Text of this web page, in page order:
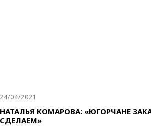
24/04/2021
НАТАЛЬЯ КОМАРОВА: «ЮГОРЧАНЕ
СДЕЛАЕМ»